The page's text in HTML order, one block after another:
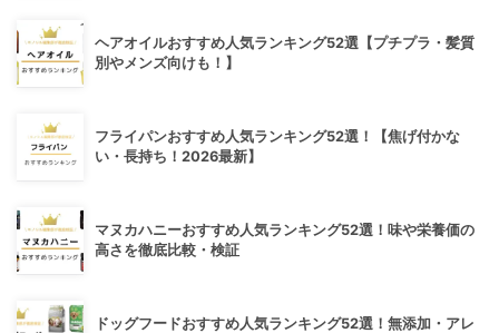
ヘアオイルおすすめ人気ランキング52選【プチプラ・髪質
別やメンズ向けも！】
フライパンおすすめ人気ランキング52選！【焦げ付かな
い・長持ち！2026最新】
マヌカハニーおすすめ人気ランキング52選！味や栄養価の
高さを徹底比較・検証
ドッグフードおすすめ人気ランキング52選！無添加・アレ